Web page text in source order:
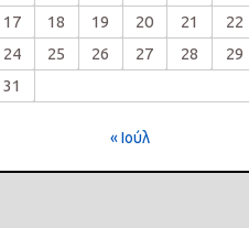
17
18 19 20 21 22
24
25 26 27 28 29
31
« Ιούλ